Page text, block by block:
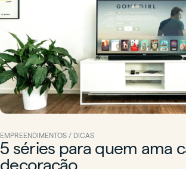
5 séries para quem ama
decoração
EMPREENDIMENTOS / DICAS